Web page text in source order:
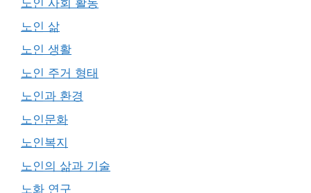
노인 사회 활동
노인 삶
노인 생활
노인 주거 형태
노인과 환경
노인문화
노인복지
노인의 삶과 기술
노화 연구